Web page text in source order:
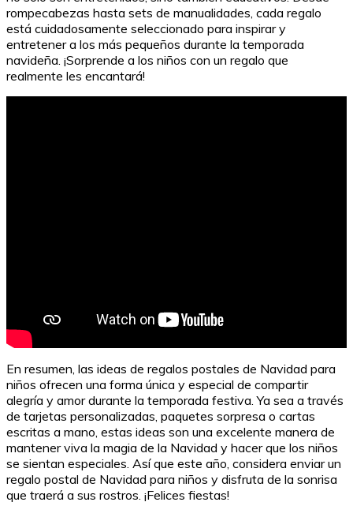
rompecabezas hasta sets de manualidades, cada regalo
está cuidadosamente seleccionado para inspirar y
entretener a los más pequeños durante la temporada
navideña. ¡Sorprende a los niños con un regalo que
realmente les encantará!
En resumen, las ideas de regalos postales de Navidad para
niños ofrecen una forma única y especial de compartir
alegría y amor durante la temporada festiva. Ya sea a través
de tarjetas personalizadas, paquetes sorpresa o cartas
escritas a mano, estas ideas son una excelente manera de
mantener viva la magia de la Navidad y hacer que los niños
se sientan especiales. Así que este año, considera enviar un
regalo postal de Navidad para niños y disfruta de la sonrisa
que traerá a sus rostros. ¡Felices fiestas!